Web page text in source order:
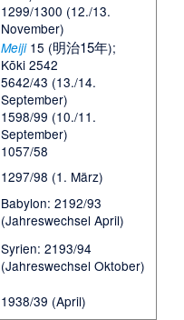
1299/1300 (12./13.
November)
Meiji15 (明治15年);
Kōki 2542
5642/43 (13./14.
September)
1598/99 (10./11.
September)
1057/58
1297/98 (1. März)
Babylon: 2192/93
(Jahreswechsel April)
Syrien: 2193/94
(Jahreswechsel Oktober)
1938/39 (April)